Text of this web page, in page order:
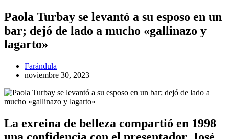
Paola Turbay se levantó a su esposo en un
bar; dejó de lado a mucho «gallinazo y
lagarto»
Farándula
noviembre 30, 2023
La exreina de belleza compartió en 1998